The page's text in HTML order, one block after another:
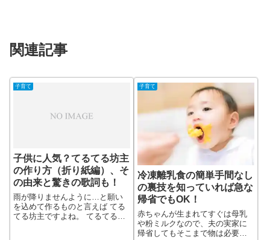
関連記事
子育て
子供に人気？てるてる坊主
の作り方（折り紙編）、そ
の由来と驚きの歌詞も！
雨が降りませんように…と願い
を込めて作るものと言えば てる
てる坊主ですよね。 てるてる坊
子育て
冷凍離乳食の簡単手間なし
の裏技を知っていれば急な
帰省でもOK！
赤ちゃんが生まれてすぐは母乳
や粉ミルクなので、夫の実家に
帰省してもそこまで物は必要な